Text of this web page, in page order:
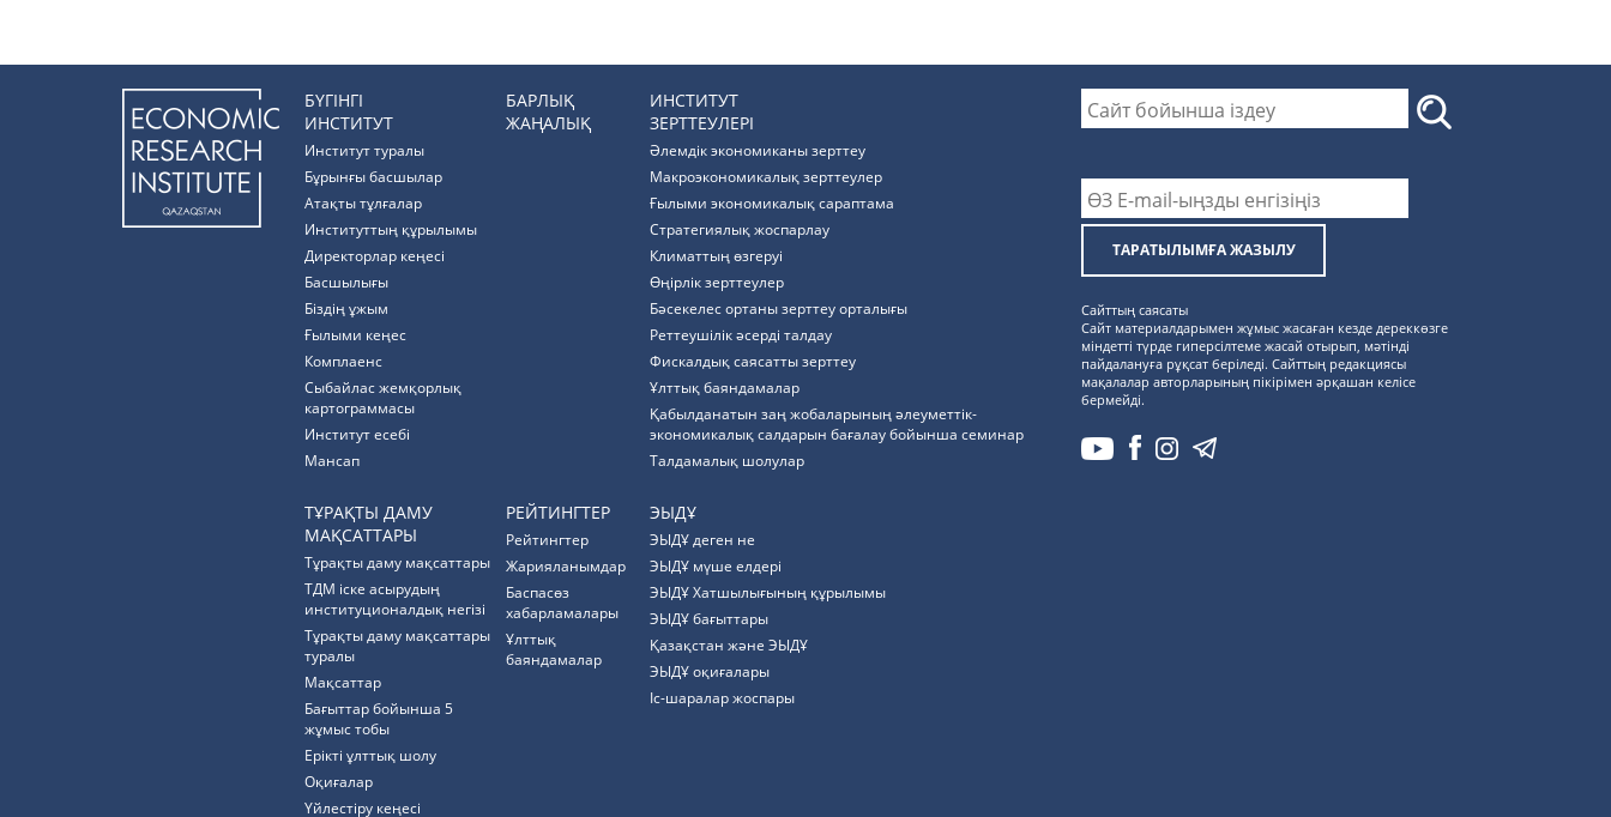
БҮГІНГІ
ИНСТИТУТ
Институт туралы
Бұрынғы басшылар
Атақты тұлғалар
Институттың құрылымы
Директорлар кеңесі
Басшылығы
Біздің ұжым
Ғылыми кеңес
Комплаенс
Cыбайлас жемқорлық
картограммасы
Институт есебі
Мансап
БАРЛЫҚ
ЖАҢАЛЫҚ
ИНСТИТУТ
ЗЕРТТЕУЛЕРІ
Әлемдік экономиканы зерттеу
Макроэкономикалық зерттеулер
Ғылыми экономикалық сараптама
Стратегиялық жоспарлау
Климаттың өзгеруі
Өңірлік зерттеулер
Бәсекелес ортаны зерттеу орталығы
Реттеушілік әсерді талдау
Фискалдық саясатты зерттеу
Ұлттық баяндамалар
Қабылданатын заң жобаларының әлеуметтік-
экономикалық салдарын бағалау бойынша семинар
Талдамалық шолулар
ТҰРАҚТЫ ДАМУ
МАҚСАТТАРЫ
Тұрақты даму мақсаттары
ТДМ іске асырудың
институционалдық негізі
Тұрақты даму мақсаттары
туралы
Мақсаттар
Бағыттар бойынша 5
жұмыс тобы
Ерікті ұлттық шолу
Оқиғалар
Үйлестіру кеңесі
РЕЙТИНГТЕР
Рейтингтер
Жарияланымдар
Баспасөз
хабарламалары
Ұлттық
баяндамалар
ЭЫДҰ
ЭЫДҰ деген не
ЭЫДҰ мүше елдері
ЭЫДҰ Хатшылығының құрылымы
ЭЫДҰ бағыттары
Қазақстан және ЭЫДҰ
ЭЫДҰ оқиғалары
Іс-шаралар жоспары
ТАРАТЫЛЫМҒА ЖАЗЫЛУ
Сайттың саясаты
Сайт материалдарымен жұмыс жасаған кезде дереккөзге
міндетті түрде гиперсілтеме жасай отырып, мәтінді
пайдалануға рұқсат беріледі. Сайттың редакциясы
мақалалар авторларының пікірімен әрқашан келісе
бермейді.